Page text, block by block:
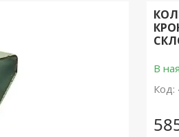
В
Код: